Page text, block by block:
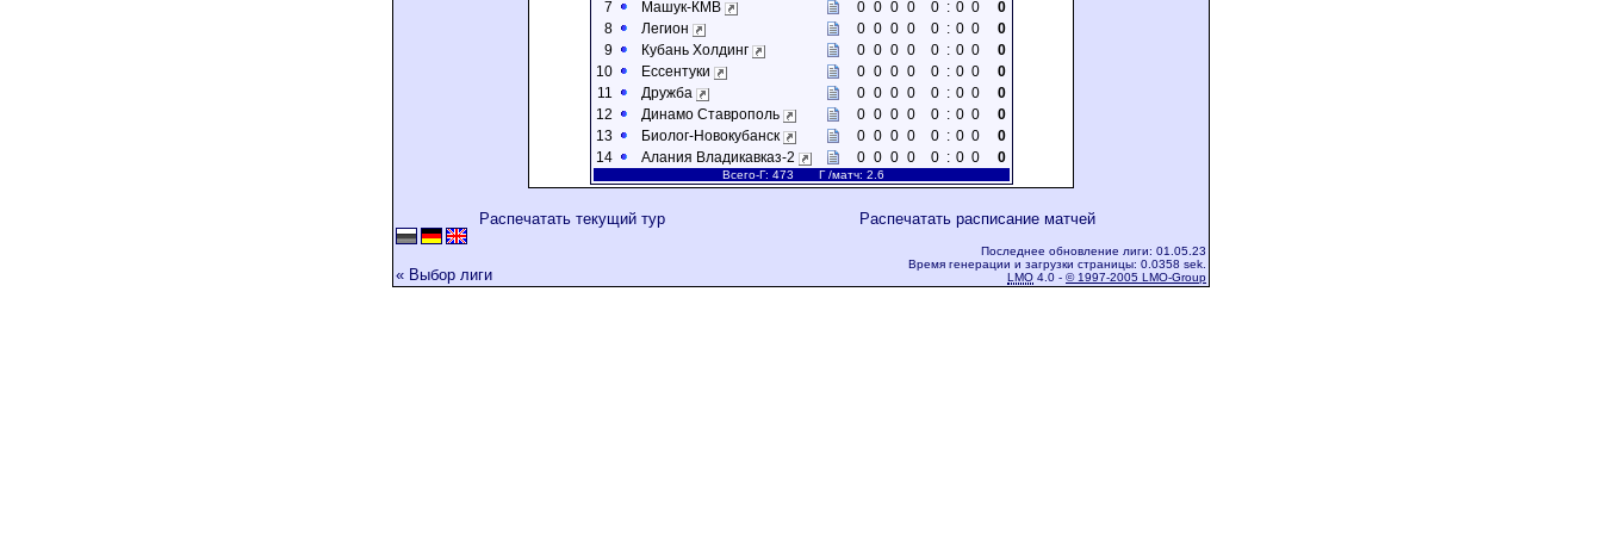
7
Машук-КМВ 0 0 0 0 0 : 0 0
0
8
Легион 0 0 0 0 0 : 0 0
0
9
Кубань Холдинг 0 0 0 0 0 : 0 0
0
10
Ессентуки 0 0 0 0 0 : 0 0
0
11
Дружба 0 0 0 0 0 : 0 0
0
12
Динамо Ставрополь 0 0 0 0 0 : 0 0
0
13
Биолог-Новокубанск 0 0 0 0 0 : 0 0
0
14
Алания Владикавказ-2 0 0 0 0 0 : 0 0 0
Всего-Г: 473 Г /матч: 2.6
Распечатать текущий тур Распечатать расписание матчей
« Выбор лиги
Последнее обновление лиги: 01.05.23
Время генерации и загрузки страницы: 0.0358 sek.
LMO 4.0 - © 1997-2005 LMO-Group